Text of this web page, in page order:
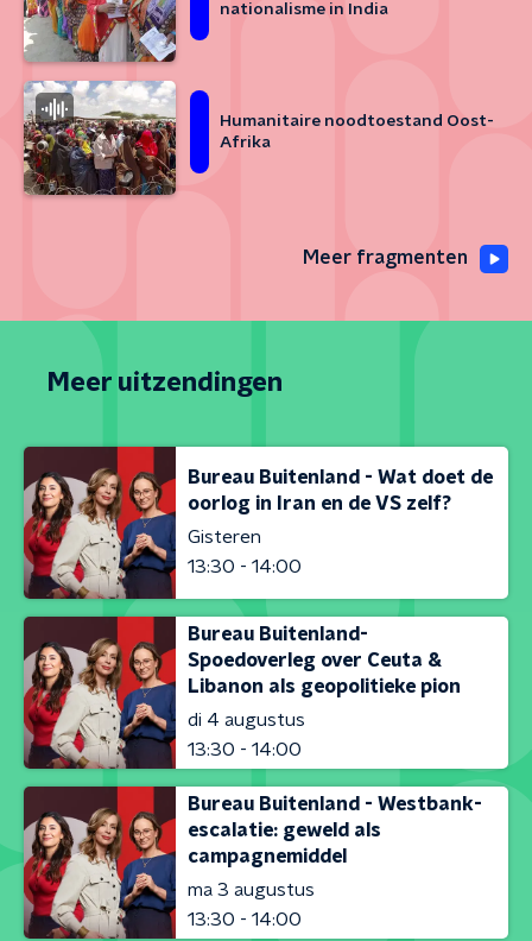
nationalisme in India
Humanitaire noodtoestand Oost-
Afrika
Meer fragmenten
Meer uitzendingen
Bureau Buitenland - Wat doet de
oorlog in Iran en de VS zelf?
Gisteren
13:30 - 14:00
Bureau Buitenland-
Spoedoverleg over Ceuta &
Libanon als geopolitieke pion
di 4 augustus
13:30 - 14:00
Bureau Buitenland - Westbank-
escalatie: geweld als
campagnemiddel
ma 3 augustus
13:30 - 14:00